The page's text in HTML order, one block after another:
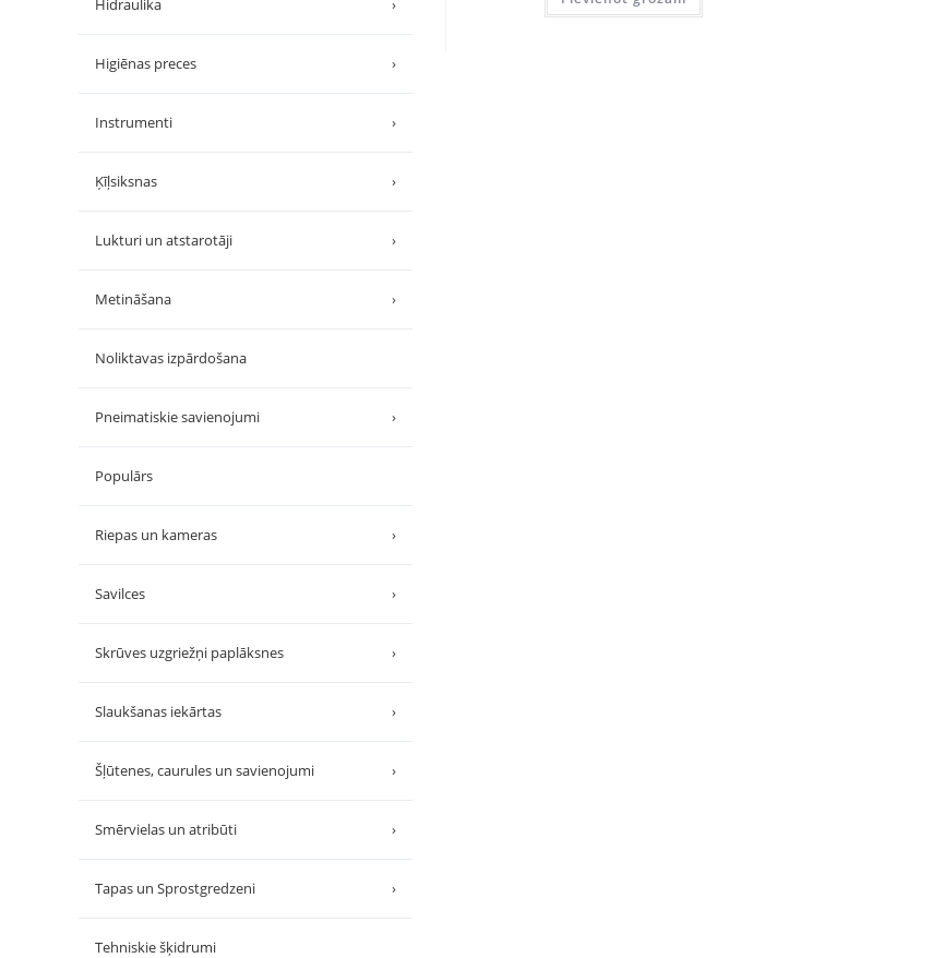
Hidraulika ›
Higiēnas preces ›
Instrumenti ›
Ķīļsiksnas ›
Lukturi un atstarotāji ›
Metināšana ›
Noliktavas izpārdošana
Pneimatiskie savienojumi ›
Populārs
Riepas un kameras ›
Savilces ›
Skrūves uzgriežņi paplāksnes ›
Slaukšanas iekārtas ›
Šļūtenes, caurules un savienojumi ›
Smērvielas un atribūti ›
Tapas un Sprostgredzeni ›
Tehniskie šķidrumi